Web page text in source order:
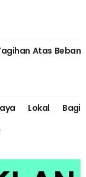
Atas Beban
Lokal Bagi